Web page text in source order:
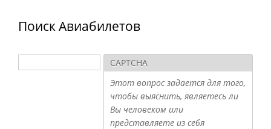
Поиск Авиабилетов
Форма поиска
Поиск
CAPTCHA
Этот вопрос задается для того,
чтобы выяснить, являетесь ли
Вы человеком или
представляете из себя